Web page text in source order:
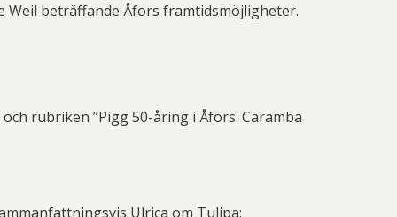
Weil beträffande Åfors framtidsmöjligheter.
rubriken ”Pigg 50-åring i Åfors: Caramba
Ulrica om Tulipa: